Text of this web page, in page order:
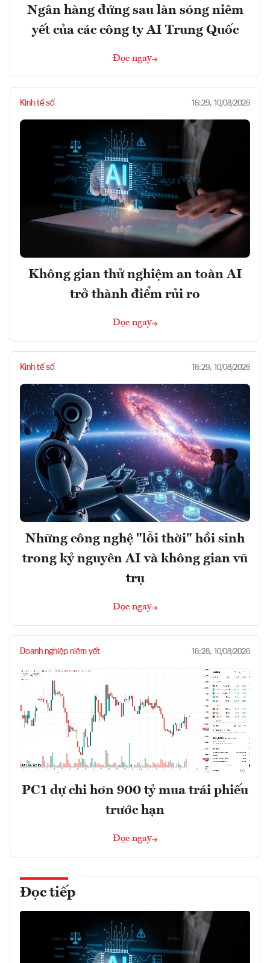
Ngân hàng đứng sau làn sóng niêm
yết của các công ty AI Trung Quốc
Đọc ngay
Kinh tế số 16:29, 10/08/2026
Không gian thử nghiệm an toàn AI
trở thành điểm rủi ro
Đọc ngay
Kinh tế số 16:29, 10/08/2026
Những công nghệ "lỗi thời" hồi sinh
trong kỷ nguyên AI và không gian vũ
trụ
Đọc ngay
Doanh nghiệp niêm yết 16:28, 10/08/2026
PC1 dự chi hơn 900 tỷ mua trái phiếu
trước hạn
Đọc ngay
Đọc tiếp